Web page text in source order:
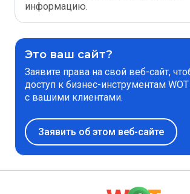
информацию.
Это ваш сайт?
Заявите права на свой веб-сайт,
доступ к бизнес-инструментам
с вашими клиентами.
Заявить об этом веб-сайте